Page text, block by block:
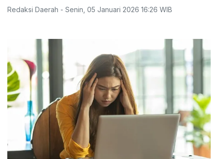
Redaksi Daerah - Senin 05 Januari 2026 16:26 WIB